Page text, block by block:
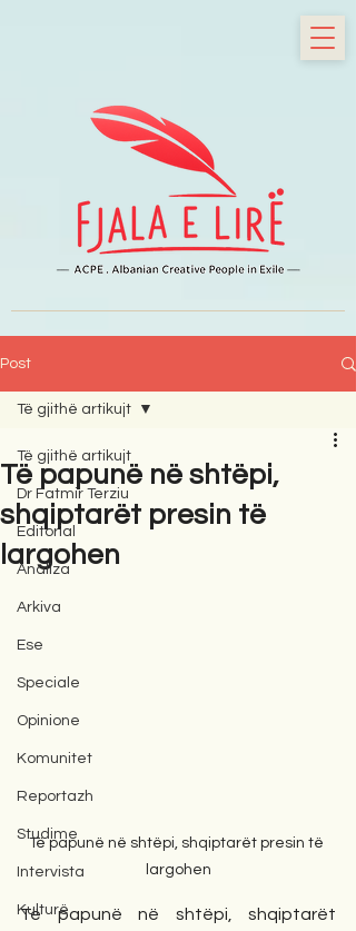
Post
Të gjithë artikujt
Dr Fatmir Terziu
Editorial
Analiza
Arkiva
Ese
Speciale
Opinione
Komunitet
Reportazh
Studime
Intervista
Kulturë
Të gjithë artikujt
Të papunë në shtëpi,
shqiptarët presin të
largohen
Të papunë në shtëpi, shqiptarët presin të
largohen
Të papunë në shtëpi, shqiptarët